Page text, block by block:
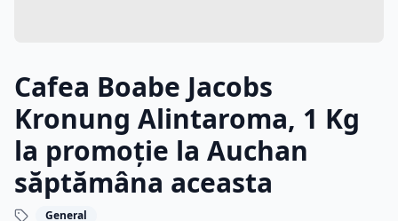
Cafea Boabe Jacobs
Kronung Alintaroma, 1 Kg
la promoție la Auchan
săptămâna aceasta
General